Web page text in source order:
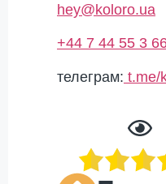
hey@koloro.ua
+44 7 44 55 3
телеграм: t.me/